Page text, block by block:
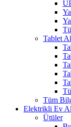
Tablet
Tüm
Elektrikli Ev
Ütüler